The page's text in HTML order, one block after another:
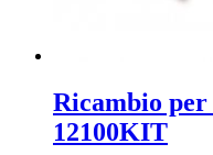
Ricambio
12100KIT